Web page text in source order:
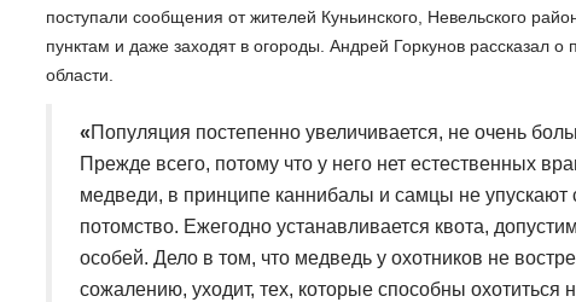
поступали сообщения от жителей Куньинского, Невельского
пунктам и даже заходят в огороды. Андрей Горкунов рассказал
области.
«Популяция постепенно увеличивается, не очень
Прежде всего, потому что у него нет естественных
медведи, в принципе каннибалы и самцы не упускают
потомство. Ежегодно устанавливается квота,
особей. Дело в том, что медведь у охотников не
сожалению, уходит, тех, которые способны охотиться